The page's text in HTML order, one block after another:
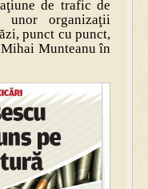
de trafic de
unor organizaţii
punct cu punct,
Munteanu în